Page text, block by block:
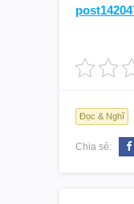
Đọc & Nghĩ
Chia sẻ: